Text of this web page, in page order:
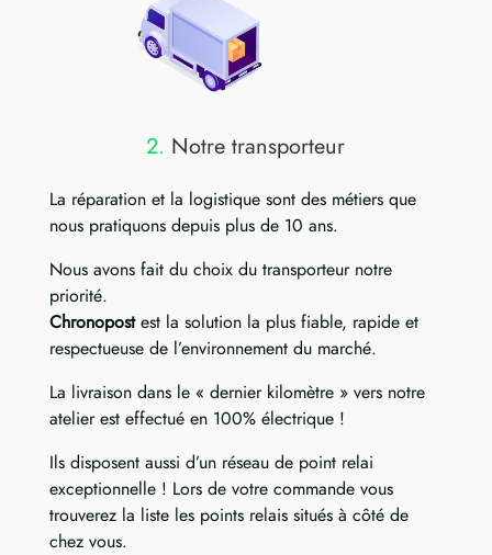
2. Notre transporteur
La réparation et la logistique sont des métiers que
nous pratiquons depuis plus de 10 ans.
Nous avons fait du choix du transporteur notre
priorité.
Chronopostest la solution la plus fiable, rapide et
respectueuse de l’environnement du marché.
La livraison dans le « dernier kilomètre » vers notre
atelier est effectué en 100% électrique !
Ils disposent aussi d’un réseau de point relai
exceptionnelle ! Lors de votre commande vous
trouverez la liste les points relais situés à côté de
chez vous.